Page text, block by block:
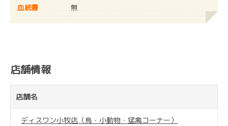
血統書
無
店舗情報
店舗名
ディスワン小牧店（鳥・小動物・猛禽コーナー）